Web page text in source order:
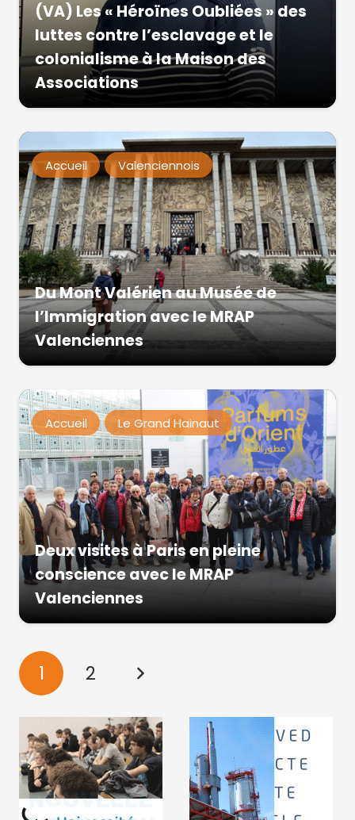
(VA) Les « Héroïnes Oubliées » des
luttes contre l’esclavage et le
colonialisme à la Maison des
Associations
Accueil Valenciennois
Du Mont Valérien au Musée de
l’Immigration avec le MRAP
Valenciennes
Accueil Le Grand Hainaut
Deux visites à Paris en pleine
conscience avec le MRAP
Valenciennes
1 2